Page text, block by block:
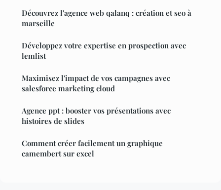
Découvrez l'agence web qalanq : création et seo à
marseille
Développez votre expertise en prospection avec
lemlist
Maximisez l'impact de vos campagnes avec
salesforce marketing cloud
Agence ppt : booster vos présentations avec
histoires de slides
Comment créer facilement un graphique
camembert sur excel